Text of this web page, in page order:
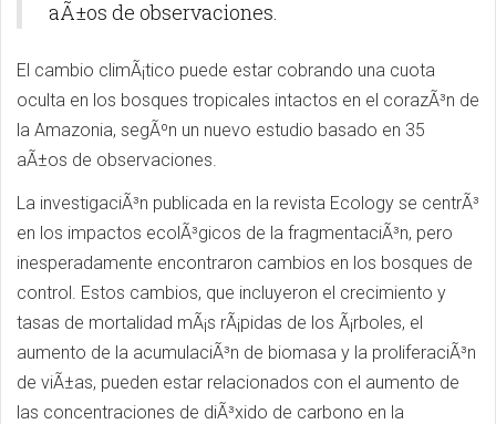
aÃ±os de observaciones.
El cambio climÃ¡tico puede estar cobrando una cuota
oculta en los bosques tropicales intactos en el corazÃ³n de
la Amazonia, segÃºn un nuevo estudio basado en 35
aÃ±os de observaciones.
La investigaciÃ³n publicada en la revista Ecology se centrÃ³
en los impactos ecolÃ³gicos de la fragmentaciÃ³n, pero
inesperadamente encontraron cambios en los bosques de
control. Estos cambios, que incluyeron el crecimiento y
tasas de mortalidad mÃ¡s rÃ¡pidas de los Ã¡rboles, el
aumento de la acumulaciÃ³n de biomasa y la proliferaciÃ³n
de viÃ±as, pueden estar relacionados con el aumento de
las concentraciones de diÃ³xido de carbono en la